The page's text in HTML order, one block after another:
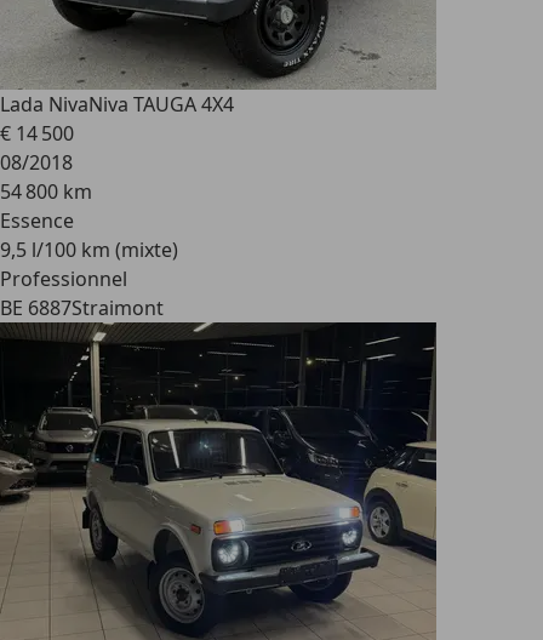
Lada NivaNiva TAUGA 4X4
€ 14 500
08/2018
54 800 km
Essence
9,5 l/100 km (mixte)
Professionnel
BE 6887Straimont